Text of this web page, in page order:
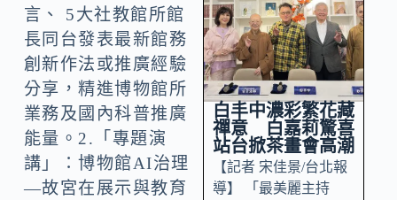
言、 5大社教館所館
長同台發表最新館務
創新作法或推廣經驗
分享，精進博物館所
業務及國內科普推廣
能量。2.「專題演
講」：博物館AI治理
—故宮在展示與教育
白丰中濃彩繁花藏
禪意 白嘉莉驚喜
站台掀茶畫會高潮
【記者 宋佳景/台北報
導】 「最美麗主持